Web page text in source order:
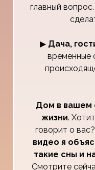
главный
▶ Дача,
временные
Дом в вашем
жизни.
говорит о вас?
видео я
такие сны и
Смотрите